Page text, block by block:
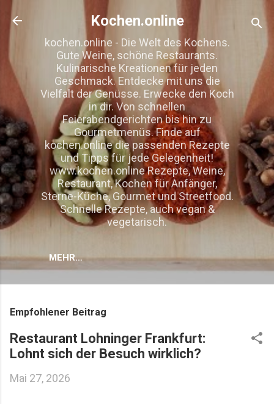
Direkt zum Hauptbereich
Kochen.online
kochen.online - Die Welt des Kochens.
Gute Weine, schöne Restaurants.
Kulinarische Kreationen für jeden
Geschmack. Entdecke mit uns die
Vielfalt der Genüsse. Erwecke den Koch
in dir. Von schnellen
Feierabendgerichten bis hin zu
Gourmetmenüs. Finde auf
kochen.online die passenden Rezepte
und Tipps für jede Gelegenheit!
www.kochen.online Rezepte, Weine,
Restaurant, Kochen für Anfänger,
Sterne-Küche, Gourmet und Streetfood.
Schnelle Rezepte, auch vegan &
vegetarisch.
MEHR…
Empfohlener Beitrag
Restaurant Lohninger Frankfurt:
Lohnt sich der Besuch wirklich?
Mai 27, 2026